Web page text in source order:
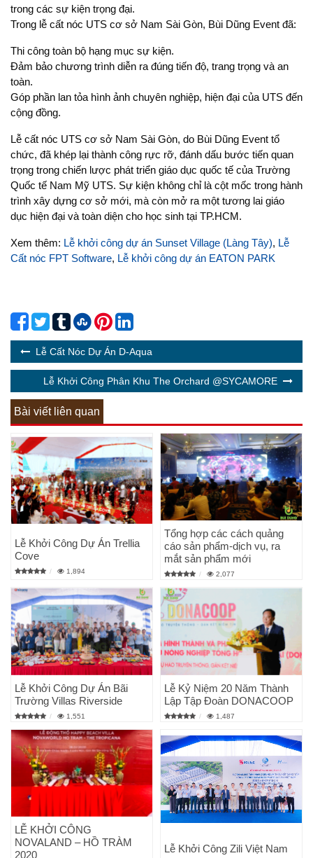
trong các sự kiện trọng đại.
Trong lễ cất nóc UTS cơ sở Nam Sài Gòn, Bùi Dũng Event đã:
Thi công toàn bộ hạng mục sự kiện.
Đảm bảo chương trình diễn ra đúng tiến độ, trang trọng và an
toàn.
Góp phần lan tỏa hình ảnh chuyên nghiệp, hiện đại của UTS đến
cộng đồng.
Lễ cất nóc UTS cơ sở Nam Sài Gòn, do Bùi Dũng Event tổ
chức, đã khép lại thành công rực rỡ, đánh dấu bước tiến quan
trọng trong chiến lược phát triển giáo dục quốc tế của Trường
Quốc tế Nam Mỹ UTS. Sự kiện không chỉ là cột mốc trong hành
trình xây dựng cơ sở mới, mà còn mở ra một tương lai giáo
dục hiện đại và toàn diện cho học sinh tại TP.HCM.
Xem thêm: Lễ khởi công dự án Sunset Village (Làng Tây), Lễ
Cất nóc FPT Software, Lễ khởi công dự án EATON PARK
Lễ Cất Nóc Dự Án D-Aqua
Lễ Khởi Công Phân Khu The Orchard @SYCAMORE
Bài viết liên quan
Lễ Khởi Công Dự Án Trellia
Cove
1,894
Tổng hợp các cách quảng
cáo sản phẩm-dịch vụ, ra
mắt sản phẩm mới
2,077
Lễ Khởi Công Dự Án Bãi
Trường Villas Riverside
1,551
Lễ Kỷ Niệm 20 Năm Thành
Lập Tập Đoàn DONACOOP
1,487
LỄ KHỞI CÔNG
NOVALAND – HỒ TRÀM
2020
Lễ Khởi Công Zili Việt Nam